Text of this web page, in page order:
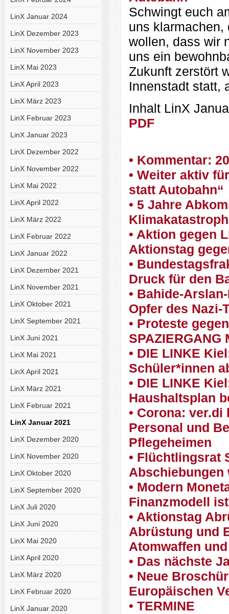
LinX Januar 2024
LinX Dezember 2023
LinX November 2023
LinX Mai 2023
LinX April 2023
LinX März 2023
LinX Februar 2023
LinX Januar 2023
LinX Dezember 2022
LinX November 2022
LinX Mai 2022
LinX April 2022
LinX März 2022
LinX Februar 2022
LinX Januar 2022
LinX Dezember 2021
LinX November 2021
LinX Oktober 2021
LinX September 2021
LinX Juni 2021
LinX Mai 2021
LinX April 2021
LinX März 2021
LinX Februar 2021
LinX Januar 2021
LinX Dezember 2020
LinX November 2020
LinX Oktober 2020
LinX September 2020
LinX Juli 2020
LinX Juni 2020
LinX Mai 2020
LinX April 2020
LinX März 2020
LinX Februar 2020
LinX Januar 2020
Schwingt euch
uns klarmachen,
wollen, dass wir
uns ein
Zukunft zerstört
Innenstadt statt,
Inhalt LinX
PDF
• Kommentar:
• Weiter aktiv
statt Autobahn“
• 5 Jahre
• Aktion gegen
Aktionstag
•
Druck für den
• Bahide-
Opfer des Nazi-
• Proteste
SPAZIERGANG
• DIE LINKE
Schüler*innen
• DIE LINKE
Haushaltsplan
• Corona:
Personal und
Pflegeheimen
• Flüchtlingsrat
Abschiebungen
• Modern
Finanzmodell
• Aktionstag
Abrüstung und
Atomwaffen
• Das nächste
• Neue
Europäischen
• TERMINE